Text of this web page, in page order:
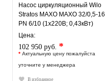
Насос циркуляционный Wilo
Stratos MAXO MAXO 32/0,5-16
PN 6/10 (1х220В; 0,43кВт)
Цена:
102 950 руб. *
* Актуальную цену пожалуйста
уточните у менеджера
В избранное